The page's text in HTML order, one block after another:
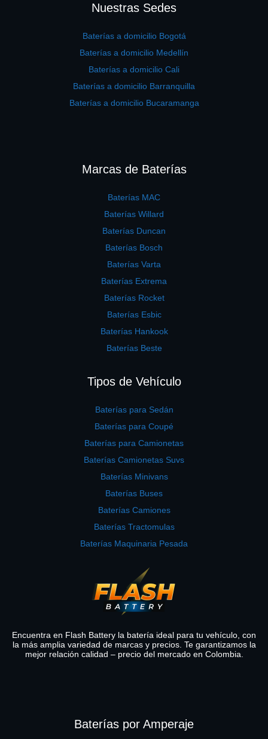
Nuestras Sedes
Baterías a domicilio Bogotá
Baterías a domicilio Medellín
Baterías a domicilio Cali
Baterías a domicilio Barranquilla
Baterías a domicilio Bucaramanga
Marcas de Baterías
Baterías MAC
Baterías Willard
Baterías Duncan
Baterías Bosch
Baterías Varta
Baterías Extrema
Baterías Rocket
Baterías Esbic
Baterías Hankook
Baterías Beste
Tipos de Vehículo
Baterías para Sedán
Baterías para Coupé
Baterías para Camionetas
Baterías Camionetas Suvs
Baterías Minivans
Baterías Buses
Baterías Camiones
Baterías Tractomulas
Baterías Maquinaria Pesada
Encuentra en Flash Battery la batería ideal para tu vehículo, con
la más amplia variedad de marcas y precios. Te garantizamos la
mejor relación calidad – precio del mercado en Colombia.
Baterías por Amperaje